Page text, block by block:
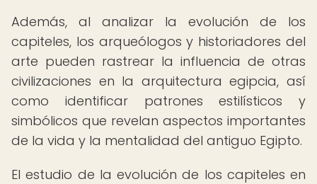
Además, al analizar la evolución de los
capiteles, los arqueólogos y historiadores del
arte pueden rastrear la influencia de otras
civilizaciones en la arquitectura egipcia, así
como identificar patrones estilísticos y
simbólicos que revelan aspectos importantes
de la vida y la mentalidad del antiguo Egipto.
El estudio de la evolución de los capiteles en